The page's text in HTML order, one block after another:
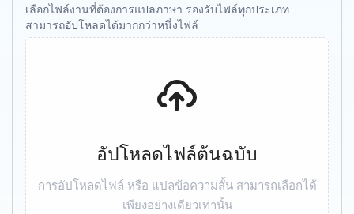
เลือกไฟล์งานที่ต้องการแปลภาษา รองรับไฟล์ทุกประเภท
สามารถอัปโหลดได้มากกว่าหนึ่งไฟล์
อัปโหลดไฟล์ต้นฉบับ
การอัปโหลดไฟล์ หรือ แปลข้อความสั้น สามารถเลือกได้
เพียงอย่างเดียวเท่านั้น